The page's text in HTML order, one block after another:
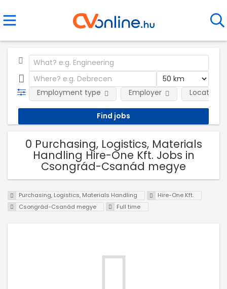
Employment type Employer Location
0 Purchasing, Logistics, Materials
Handling Hire-One Kft. Jobs in
Csongrád-Csanád megye
Purchasing, Logistics, Materials Handling
Hire-One Kft.
Csongrád-Csanád megye
Full time